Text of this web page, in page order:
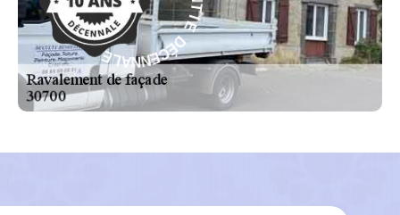
G
A
R
A
N
T
I
E D
É
C
E
N
N
A
L
E
-